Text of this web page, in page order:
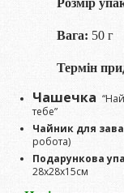
Розмір
Вага: 50 г
Термін
Чашечка
тебе”
Чайник для
робота)
Подарункова
28х28х15см